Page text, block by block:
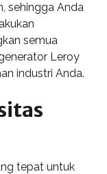
sehingga Anda
semua
Leroy
industri Anda.
tepat untuk